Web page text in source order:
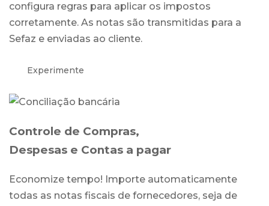
configura regras para aplicar os impostos
corretamente. As notas são transmitidas para a
Sefaz e enviadas ao cliente.
Experimente
Controle de Compras,
Despesas e Contas a pagar
Economize tempo! Importe automaticamente
todas as notas fiscais de fornecedores, seja de